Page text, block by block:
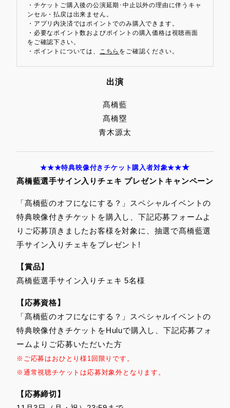
・チケットご購入後の公演延期･中止以外の理由に伴うキャ
ンセル・払戻は出来ません。
・アプリ内決済ではポイントでのみ購入できます。
・必要なポイント数およびポイントの購入価格は視聴画面
をご確認下さい。
・ポイントについては、 こちら をご確認ください。
出演
髙橋藍
髙橋塁
青木源太
★★★特典映像付きチケット購入者対象★★★
髙橋藍選手サイン入りチェキ プレゼントキャンペーン
「髙橋藍のオフになにする？」スペシャルイベントの
特典映像付きチケットを購入し、下記応募フォームよ
りご応募頂きましたお客様を対象に、抽選で髙橋藍選
手サイン入りチェキをプレゼント!
【賞品】
髙橋藍選手サイン入りチェキ 5名様
【応募資格】
「髙橋藍のオフになにする？」スペシャルイベントの
特典映像付きチケットをHuluで購入し、下記応募フォ
ームよりご応募いただいた方
※ご応募はおひとり様1回限りです。
※通常視聴チケットは応募対象外となります。
【応募締切】